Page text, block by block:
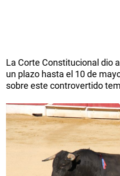
La Corte Constitucional dio
un plazo hasta el 10 de
sobre este controvertido